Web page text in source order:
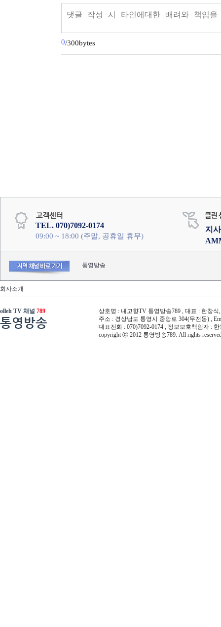
0/300bytes
TEL. 070)7092-0174
09:00 ~ 18:00 (주말, 공휴일 휴무)
지
통영방송
회사소개
olleh TV 채널 789
통영방송
상호명 : 내고향TV 통영방송789 , 대표 : 한창식
주소 : 경상남도 통영시 중앙로 304(무전동) ,
대표전화 : 070)7092-0174 , 정보보호책임자 :
copyright ⓒ 2012 통영방송789. All rights